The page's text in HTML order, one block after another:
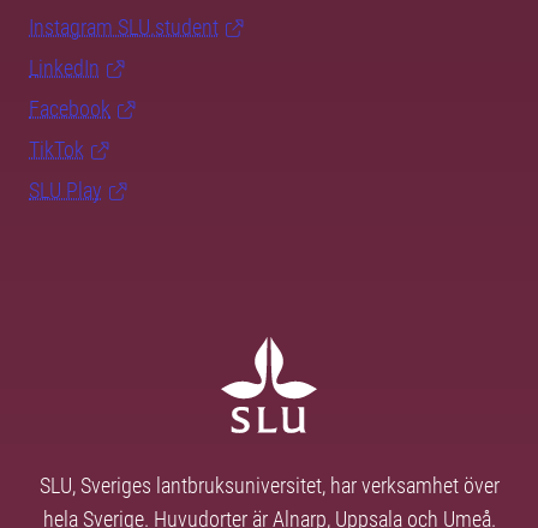
Instagram SLU.student
LinkedIn
Facebook
TikTok
SLU Play
SLU, Sveriges lantbruksuniversitet, har verksamhet över
hela Sverige. Huvudorter är Alnarp, Uppsala och Umeå.